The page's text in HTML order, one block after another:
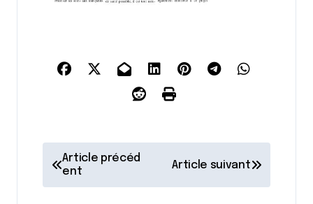
Article précéd
ent
Article suivant